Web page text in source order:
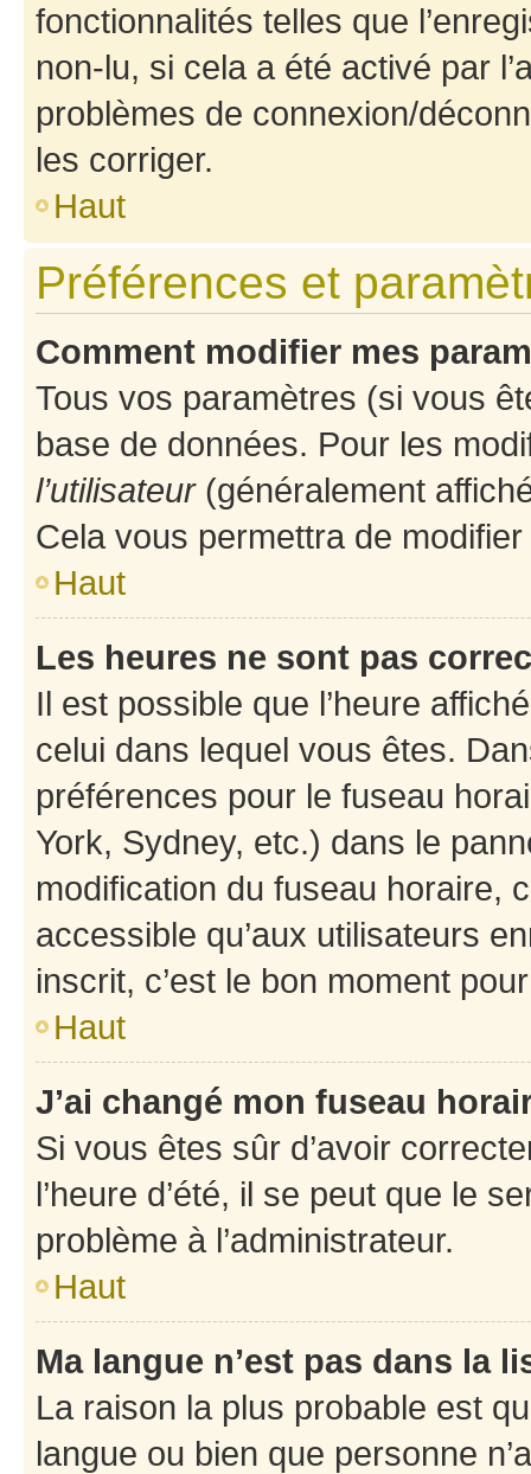
fonctionnalités telles que
non-lu, si cela a été activé par
problèmes de connexion/
les corriger.
Haut
Préférences et
Comment modifier mes
Tous vos paramètres (si vous
base de données. Pour les
l’utilisateur(généralement
Cela vous permettra de
Haut
Les heures ne sont pas
Il est possible que l’heure
celui dans lequel vous êtes.
préférences pour le fuseau
York, Sydney, etc.) dans le
modification du fuseau horaire,
accessible qu’aux utilisateurs
inscrit, c’est le bon moment
Haut
J’ai changé mon fuseau
Si vous êtes sûr d’avoir
l’heure d’été, il se peut que le
problème à l’administrateur.
Haut
Ma langue n’est pas dans la
La raison la plus probable est
langue ou bien que personne